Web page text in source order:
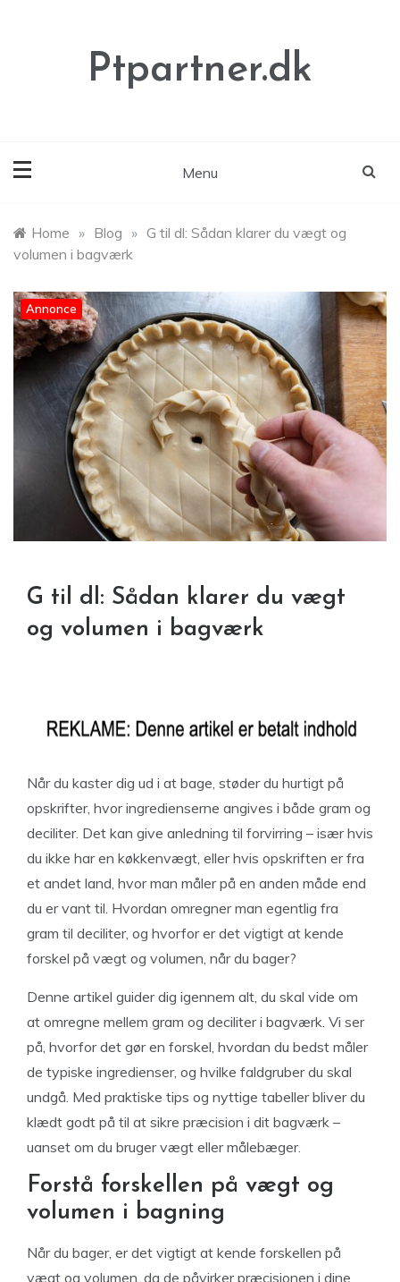
Ptpartner.dk
Menu
Home » Blog » G til dl: Sådan klarer du vægt og
volumen i bagværk
Annonce
G til dl: Sådan klarer du vægt
og volumen i bagværk
Når du kaster dig ud i at bage, støder du hurtigt på
opskrifter, hvor ingredienserne angives i både gram og
deciliter. Det kan give anledning til forvirring – især hvis
du ikke har en køkkenvægt, eller hvis opskriften er fra
et andet land, hvor man måler på en anden måde end
du er vant til. Hvordan omregner man egentlig fra
gram til deciliter, og hvorfor er det vigtigt at kende
forskel på vægt og volumen, når du bager?
Denne artikel guider dig igennem alt, du skal vide om
at omregne mellem gram og deciliter i bagværk. Vi ser
på, hvorfor det gør en forskel, hvordan du bedst måler
de typiske ingredienser, og hvilke faldgruber du skal
undgå. Med praktiske tips og nyttige tabeller bliver du
klædt godt på til at sikre præcision i dit bagværk –
uanset om du bruger vægt eller målebæger.
Forstå forskellen på vægt og
volumen i bagning
Når du bager, er det vigtigt at kende forskellen på
vægt og volumen, da de påvirker præcisionen i dine